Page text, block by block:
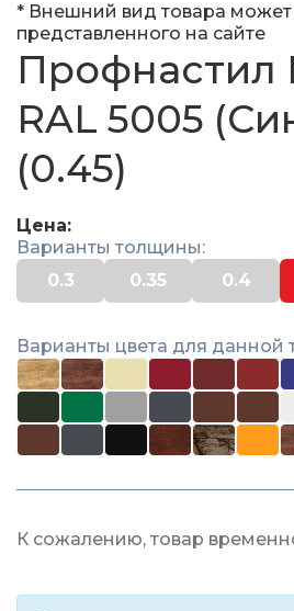
* Внешний вид товара может
представленного на сайте
Профнастил
RAL 5005
(0.45)
Цена:
Варианты толщины:
0.3
0.35 0.4
Варианты цвета для данной
К сожалению, товар